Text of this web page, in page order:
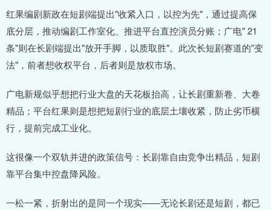
红果编剧新政在短剧端提出"收紧入口，以控为先"，通过提高保
底分层，推动编剧工作室化、推进平台直控演员分账；广电" 21
条"则在长剧端提出"放开手脚，以质取胜"。此次长短剧赛道的"变
法"，前者想收权平台，后者则是放权市场。
广电新规似乎想把行业大盘的天花板抬高，让长剧重新卷、大卷
精品；平台红果则是想把短剧行业的底层土壤收紧，防止劣币横
行，提前完成工业化。
这很像一个双轨并进的政策信号：长剧靠自由竞争出精品，短剧
靠平台集中控盘降风险。
一松一紧，折射出的是同一个现实——无论长剧还是短剧，都已